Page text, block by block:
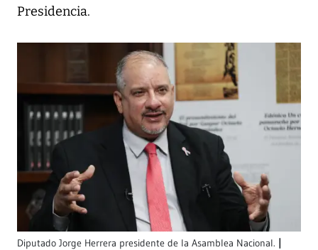
Presidencia.
Diputado Jorge Herrera presidente de la Asamblea Nacional.